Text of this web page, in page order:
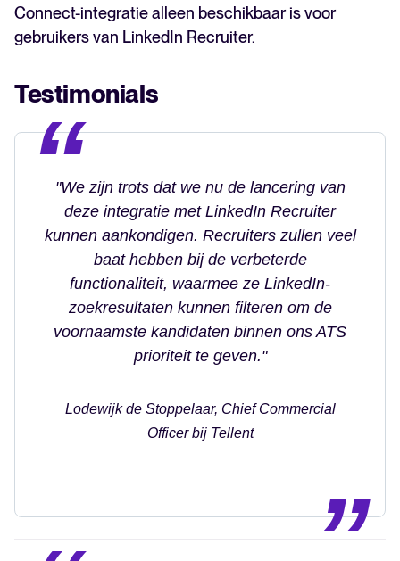
Connect-integratie alleen beschikbaar is voor
gebruikers van LinkedIn Recruiter.
Testimonials
"We zijn trots dat we nu de lancering van
deze integratie met LinkedIn Recruiter
kunnen aankondigen. Recruiters zullen veel
baat hebben bij de verbeterde
functionaliteit, waarmee ze LinkedIn-
zoekresultaten kunnen filteren om de
voornaamste kandidaten binnen ons ATS
prioriteit te geven."
Lodewijk de Stoppelaar, Chief Commercial
Officer bij Tellent